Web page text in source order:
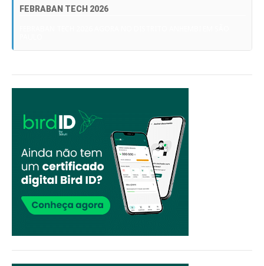
FEBRABAN TECH 2026